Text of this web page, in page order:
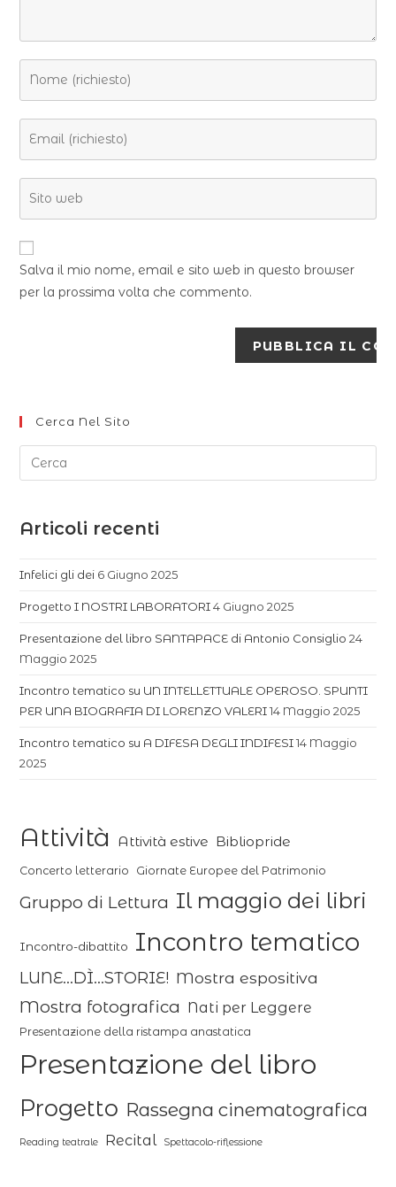
Salva il mio nome, email e sito web in questo browser
per la prossima volta che commento.
Cerca Nel Sito
Articoli recenti
Infelici gli dei 6 Giugno 2025
Progetto I NOSTRI LABORATORI 4 Giugno 2025
Presentazione del libro SANTAPACE di Antonio Consiglio 24
Maggio 2025
Incontro tematico su UN INTELLETTUALE OPEROSO. SPUNTI
PER UNA BIOGRAFIA DI LORENZO VALERI 14 Maggio 2025
Incontro tematico su A DIFESA DEGLI INDIFESI 14 Maggio
2025
Attività Attività estive Bibliopride
Concerto letterario Giornate Europee del Patrimonio
Gruppo di Lettura Il maggio dei libri
Incontro-dibattito Incontro tematico
LUNE...DÌ...STORIE! Mostra espositiva
Mostra fotografica Nati per Leggere
Presentazione della ristampa anastatica
Presentazione del libro
Progetto Rassegna cinematografica
Reading teatrale Recital Spettacolo-riflessione